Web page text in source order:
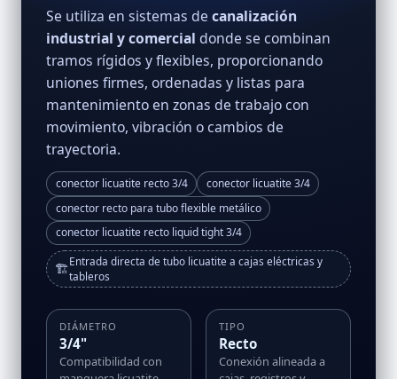
Se utiliza en sistemas de canalización
industrial y comercial donde se combinan
tramos rígidos y flexibles, proporcionando
uniones firmes, ordenadas y listas para
mantenimiento en zonas de trabajo con
movimiento, vibración o cambios de
trayectoria.
conector licuatite recto 3/4
conector licuatite 3/4
conector recto para tubo flexible metálico
conector licuatite recto liquid tight 3/4
🏗️Entrada directa de tubo licuatite a cajas eléctricas y
tableros
DIÁMETRO
3/4"
Compatibilidad con
TIPO
Recto
Conexión alineada a